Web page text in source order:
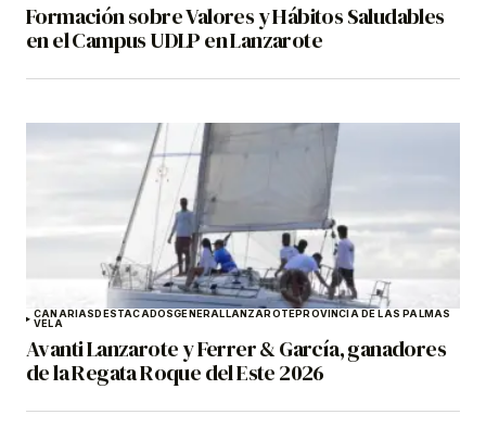
Formación sobre Valores y Hábitos Saludables
en el Campus UDLP en Lanzarote
CANARIASDESTACADOSGENERALLANZAROTEPROVINCIA DE LAS PALMAS
VELA
Avanti Lanzarote y Ferrer & García, ganadores
de la Regata Roque del Este 2026